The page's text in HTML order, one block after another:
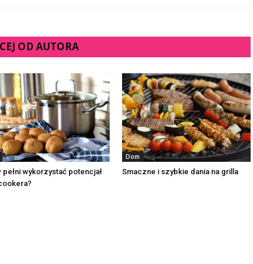
OD AUTORA
pełni wykorzystać potencjał
Dom
Smaczne i szybkie dania na grilla